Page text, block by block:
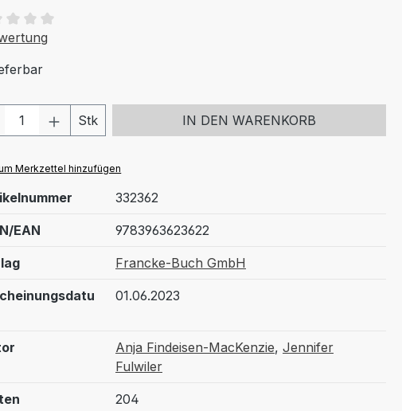
Bewertung von 1 von 5 Sternen
Anzahl: Gib den gewünschten Wert
Stk IN DEN WARENKORB
Merkzettel hinzufügen
332362
EAN 9783963623622
Francke-Buch GmbH
01.06.2023
Anja Findeisen-MacKenzie, Jennifer
Fulwiler
204